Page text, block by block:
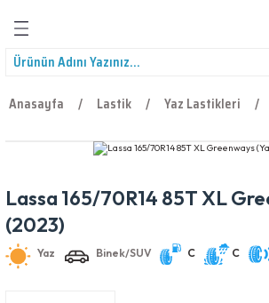
Anasayfa Lastik Yaz Lastikleri
Lassa 165/70R14 85T XL
(2023)